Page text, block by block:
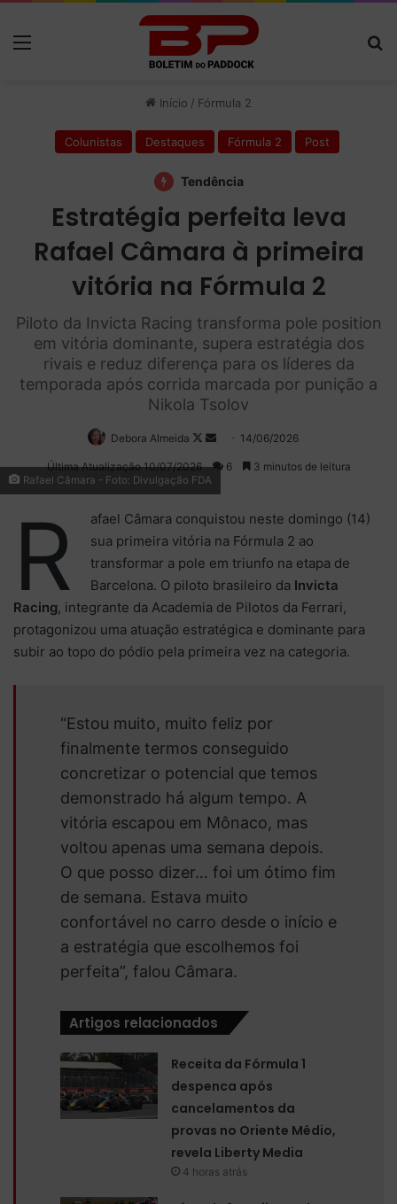
Início / Fórmula 2
Colunistas Destaques Fórmula 2 Post
Tendência
Estratégia perfeita leva
Rafael Câmara à primeira
vitória na Fórmula 2
Piloto da Invicta Racing transforma pole position
em vitória dominante, supera estratégia dos
rivais e reduz diferença para os líderes da
temporada após corrida marcada por punição a
Nikola Tsolov
Debora Almeida
Follow
on
X
Mande
um
14/06/2026
Última Atualização 10/07/2026 6 3 minutos de leitura
Rafael Câmara - Foto: Divulgação FDA
R
afael Câmara conquistou neste domingo (14)
sua primeira vitória na Fórmula 2 ao
transformar a pole em triunfo na etapa de
Barcelona. O piloto brasileiro da Invicta
Racing, integrante da Academia de Pilotos da Ferrari,
protagonizou uma atuação estratégica e dominante para
subir ao topo do pódio pela primeira vez na categoria.
“Estou muito, muito feliz por
finalmente termos conseguido
concretizar o potencial que temos
demonstrado há algum tempo. A
vitória escapou em Mônaco, mas
voltou apenas uma semana depois.
O que posso dizer… foi um ótimo fim
de semana. Estava muito
confortável no carro desde o início e
a estratégia que escolhemos foi
perfeita”, falou Câmara.
Artigos relacionados
Receita da Fórmula 1
despenca após
cancelamentos da
provas no Oriente Médio,
revela Liberty Media
4 horas atrás